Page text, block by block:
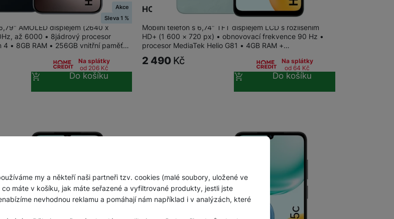
my a někteří naši partneři tzv. cookies (malé soubory, uložené ve
máte v košíku, jak máte seřazené a vyfiltrované produkty, jestli jste
nevhodnou reklamu a pomáhají nám například i v analýzách, které
Lite 256+8GB Midnight BlackAkce
Sleva 1 %
AMOLED displejem (2640 x
až 6000 • 8jádrový procesor
4 • 8GB RAM • 256GB vnitřní paměť…
Na splátky
od 206 Kč
Do košíku
HONOR X5c Plus 64+4GB Ocean Cyan
Mobilní telefon s 6,74″ TFT displejem LCD s rozlišením
HD+ (1 600 × 720 px) • obnovovací frekvence 90 Hz •
procesor MediaTek Helio G81 • 4GB RAM +…
2 490 Kč
Na splátky
od 64 Kč
Do košíku